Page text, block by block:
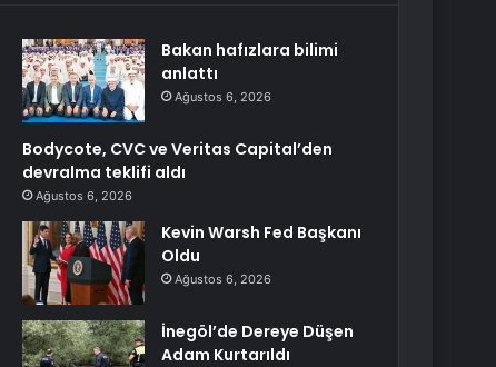
Bakan hafızlara bilimi
anlattı
Ağustos 6, 2026
Bodycote, CVC ve Veritas Capital’den
devralma teklifi aldı
Ağustos 6, 2026
Kevin Warsh Fed Başkanı
Oldu
Ağustos 6, 2026
İnegöl’de Dereye Düşen
Adam Kurtarıldı